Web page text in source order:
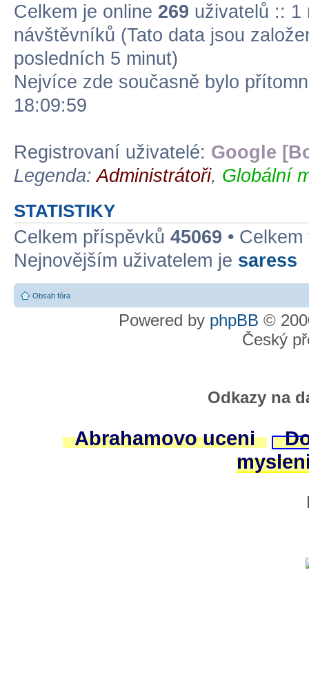
Celkem je online 269 uživatelů :: 1
návštěvníků (Tato data jsou
posledních 5 minut)
Nejvíce zde současně bylo
18:09:59
Registrovaní uživatelé: Google
Legenda:Administrátoři, Globální
STATISTIKY
Celkem příspěvků 45069 •
Nejnovějším uživatelem je saress
Obsah fóra
Powered by phpBB ©
Český
Odkazy na
Abrahamovo uceni